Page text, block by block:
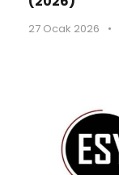
27 Ocak 2026 •